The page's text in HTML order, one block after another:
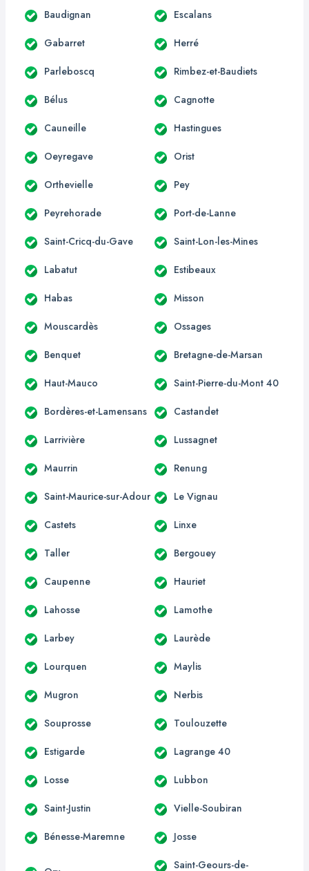
Baudignan Escalans
Gabarret Herré
Parleboscq Rimbez-et-Baudiets
Bélus Cagnotte
Cauneille Hastingues
Oeyregave Orist
Orthevielle Pey
Peyrehorade Port-de-Lanne
Saint-Cricq-du-Gave Saint-Lon-les-Mines
Labatut Estibeaux
Habas Misson
Mouscardès Ossages
Benquet Bretagne-de-Marsan
Haut-Mauco Saint-Pierre-du-Mont 40
Bordères-et-Lamensans Castandet
Larrivière Lussagnet
Maurrin Renung
Saint-Maurice-sur-Adour Le Vignau
Castets Linxe
Taller Bergouey
Caupenne Hauriet
Lahosse Lamothe
Larbey Laurède
Lourquen Maylis
Mugron Nerbis
Souprosse Toulouzette
Estigarde Lagrange 40
Losse Lubbon
Saint-Justin Vielle-Soubiran
Bénesse-Maremne Josse
Saint-Geours-de-